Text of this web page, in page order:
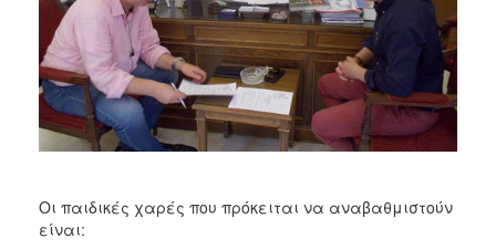
Οι παιδικές χαρές που πρόκειται να αναβαθμιστούν
είναι: